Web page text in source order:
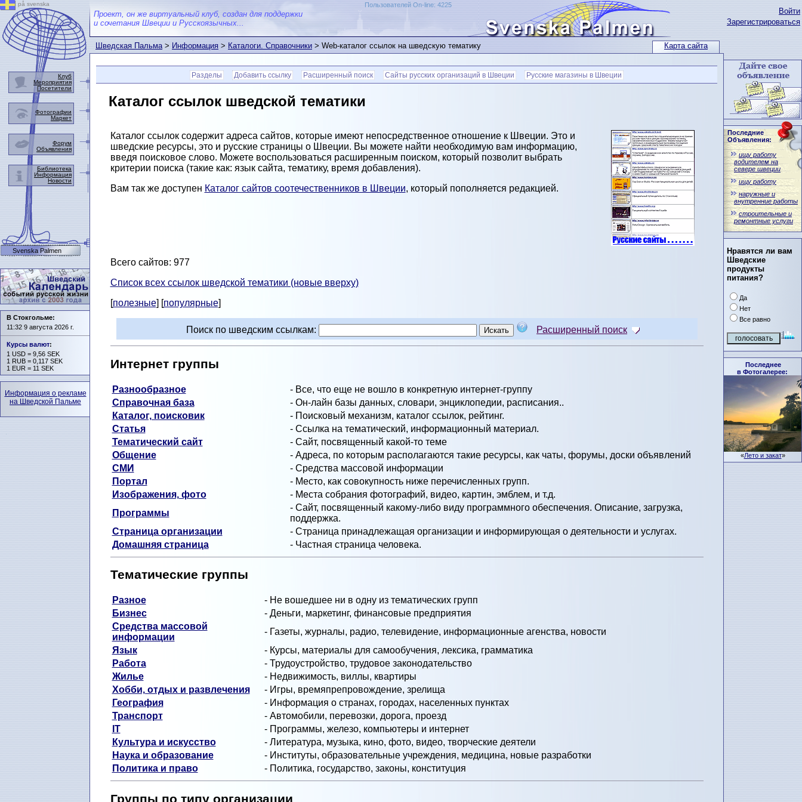
Карта сайта
Войти
Зарегистрироваться
Последние
Объявления:
ищу работу
водителем на
севере швеции
ищу работу
наружные и
внутренние работы
строительные и
ремонтные услуги
Нравятся ли вам
Шведские
продукты
питания?
Да
Нет
Все равно
Последнее
в Фотогалерее:
«Лето и закат»
Проект, он же виртуальный клуб, создан для поддержки
и сочетания Швеции и Русскоязычных...
Пользователей On-line: 4225
Шведская Пальма>Информация>Каталоги. Справочники> Web-каталог ссылок на шведскую тематику
Разделы Добавить ссылку Расширенный поиск Сайты русских организаций в Швеции Русские магазины в Швеции
Каталог ссылок шведской тематики
Каталог ссылок содержит адреса сайтов, которые имеют непосредственное отношение к Швеции. Это и
шведские ресурсы, это и русские страницы о Швеции. Вы можете найти необходимую вам информацию,
введя поисковое слово. Можете воспользоваться расширенным поиском, который позволит выбрать
критерии поиска (такие как: язык сайта, тематику, время добавления).
Вам так же доступен Каталог сайтов соотечественников в Швеции, который пополняется редакцией.
Всего сайтов: 977
Список всех ссылок шведской тематики (новые вверху)
[полезные] [популярные]
Поиск по шведским ссылкам: Расширенный поиск
Интернет группы
Разнообразное
- Все, что еще не вошло в конкретную интернет-группу
Справочная база
- Он-лайн базы данных, словари, энциклопедии, расписания..
Каталог, поисковик
- Поисковый механизм, каталог ссылок, рейтинг.
Статья
- Ссылка на тематический, информационный материал.
Тематический сайт
- Сайт, посвященный какой-то теме
Общение
- Адреса, по которым располагаются такие ресурсы, как чаты, форумы, доски объявлений
СМИ
- Средства массовой информации
Портал
- Место, как совокупность ниже перечисленных групп.
Изображения, фото
- Места собрания фотографий, видео, картин, эмблем, и т.д.
Программы
- Сайт, посвященный какому-либо виду программного обеспечения. Описание, загрузка,
поддержка.
Страница организации
- Страница принадлежащая организации и информирующая о деятельности и услугах.
Домашняя страница
- Частная страница человека.
Тематические группы
Разное
- Не вошедшее ни в одну из тематических групп
Бизнес
- Деньги, маркетинг, финансовые предприятия
Средства массовой
информации
- Газеты, журналы, радио, телевидение, информационные агенства, новости
Язык
- Курсы, материалы для самообучения, лексика, грамматика
Работа
- Трудоустройство, трудовое законодательство
Жилье
- Недвижимость, виллы, квартиры
Хобби, отдых и развлечения
- Игры, времяпрепровождение, зрелища
География
- Информация о странах, городах, населенных пунктах
Транспорт
- Автомобили, перевозки, дорога, проезд
IT
- Программы, железо, компьютеры и интернет
Культура и искусство
- Литература, музыка, кино, фото, видео, творческие деятели
Наука и образование
- Институты, образовательные учреждения, медицина, новые разработки
Политика и право
- Политика, государство, законы, конституция
Группы по типу организации
på svenska
Клуб
Мероприятия
Посетители
Фотографии
Маркет
Форум
Объявления
Библиотека
Информация
Новости
Svenska Palmen
В Стокгольме:
11:32 9 августа 2026 г.
Курсы валют:
1 USD = 9,56 SEK
1 RUB = 0,117 SEK
1 EUR = 11 SEK
Информация о рекламе
на Шведской Пальме